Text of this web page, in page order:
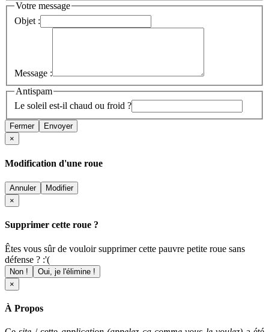
Votre message
Objet :
Message :
Antispam
Le soleil est-il chaud ou froid ?
Fermer
Envoyer
×
Modification d'une roue
Annuler
Modifier
×
Supprimer cette roue ?
Êtes vous sûr de vouloir supprimer cette pauvre petite roue sans
défense ? :'(
Non !
Oui, je l'élimine !
×
À Propos